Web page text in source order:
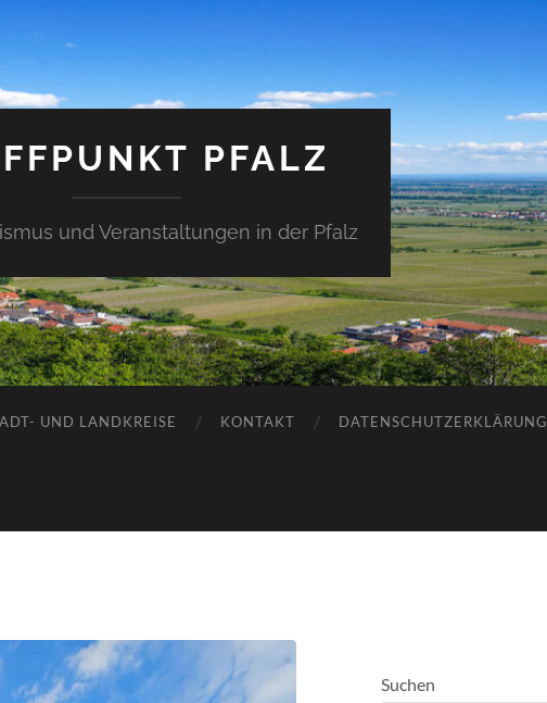
PFALZ
und Veranstaltungen in der Pfalz
UND LANDKREISE KONTAKT DATENSCHUTZERKLÄRUNG
Suchen